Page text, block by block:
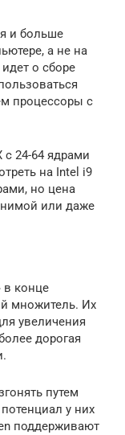
и больше
а не на
о сборе
процессоры с
c 24-64 ядрами
на Intel i9
но цена
или даже
в конце
множитель. Их
увеличения
дорогая
путем
у них
поддерживают